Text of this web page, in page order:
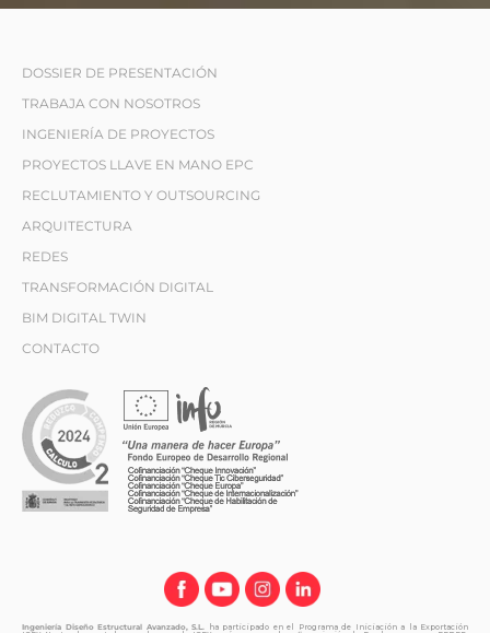
DOSSIER DE PRESENTACIÓN
TRABAJA CON NOSOTROS
INGENIERÍA DE PROYECTOS
PROYECTOS LLAVE EN MANO EPC
RECLUTAMIENTO Y OUTSOURCING
ARQUITECTURA
REDES
TRANSFORMACIÓN DIGITAL
BIM DIGITAL TWIN
CONTACTO
Ingeniería Diseño Estructural Avanzado, S.L. ha participado en el Programa de Iniciación a la Exportación